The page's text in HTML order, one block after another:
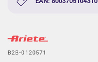
B2B-0120571